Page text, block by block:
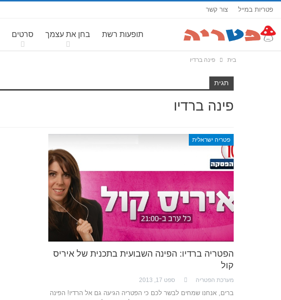
פטריות במייל צור קשר
תופעות רשת בחן את עצמך סרטים
בית פינה ברדיו
תגית
פינה ברדיו
פטריה ישראלית
הפטריה ברדיו: הפינה השבועית בתכנית של איריס
קול
מערכת הפטריה ספט 17, 2013
ברים, אנחנו שמחים לבשר לכם כי הפטריה הגיעה גם אל הרדיו! הפינה